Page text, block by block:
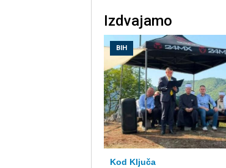
Izdvajamo
BIH
Kod Ključa